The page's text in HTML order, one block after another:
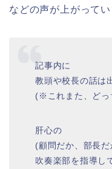
などの声が上がってい
記事内に
教頭や校長の話は
(※これまた、どっ
肝心の
(顧問だか、部長
吹奏楽部を指導し